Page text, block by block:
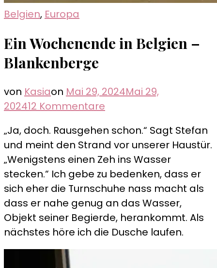
Belgien, Europa
Ein Wochenende in Belgien –
Blankenberge
von Kasiaon Mai 29, 2024Mai 29,
202412 Kommentare
Wochenende
in
Belgien
–
Blankenberge
„Ja, doch. Rausgehen schon.“ Sagt Stefan
und meint den Strand vor unserer Haustür.
„Wenigstens einen Zeh ins Wasser
stecken.“ Ich gebe zu bedenken, dass er
sich eher die Turnschuhe nass macht als
dass er nahe genug an das Wasser,
Objekt seiner Begierde, herankommt. Als
nächstes höre ich die Dusche laufen.